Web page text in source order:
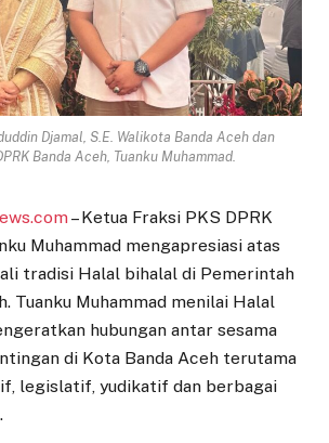
Djamal, S.E. Walikota Banda Aceh dan
Banda Aceh, Tuanku Muhammad.
– Ketua Fraksi PKS DPRK
Muhammad mengapresiasi atas
tradisi Halal bihalal di Pemerintah
Tuanku Muhammad menilai Halal
hubungan antar sesama
di Kota Banda Aceh terutama
legislatif, yudikatif dan berbagai